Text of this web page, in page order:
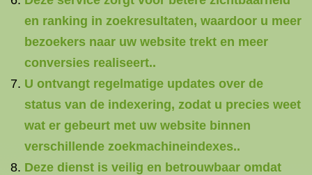
en ranking in zoekresultaten, waardoor u meer
bezoekers naar uw website trekt en meer
conversies realiseert..
U ontvangt regelmatige updates over de
status van de indexering, zodat u precies weet
wat er gebeurt met uw website binnen
verschillende zoekmachineindexes..
Deze dienst is veilig en betrouwbaar omdat